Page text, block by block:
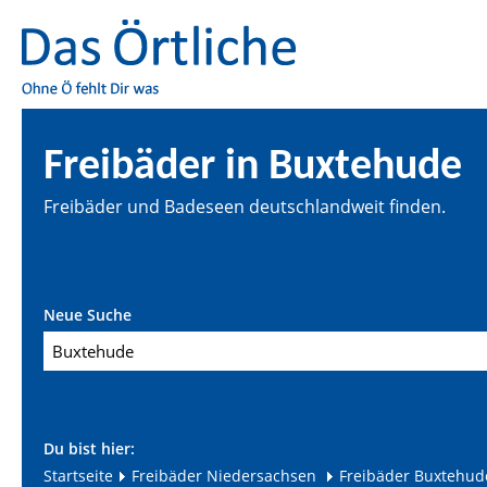
Freibäder in Buxtehude
Freibäder und Badeseen deutschlandweit finden.
Neue Suche
Du bist hier:
Startseite
Freibäder Niedersachsen Freibäder